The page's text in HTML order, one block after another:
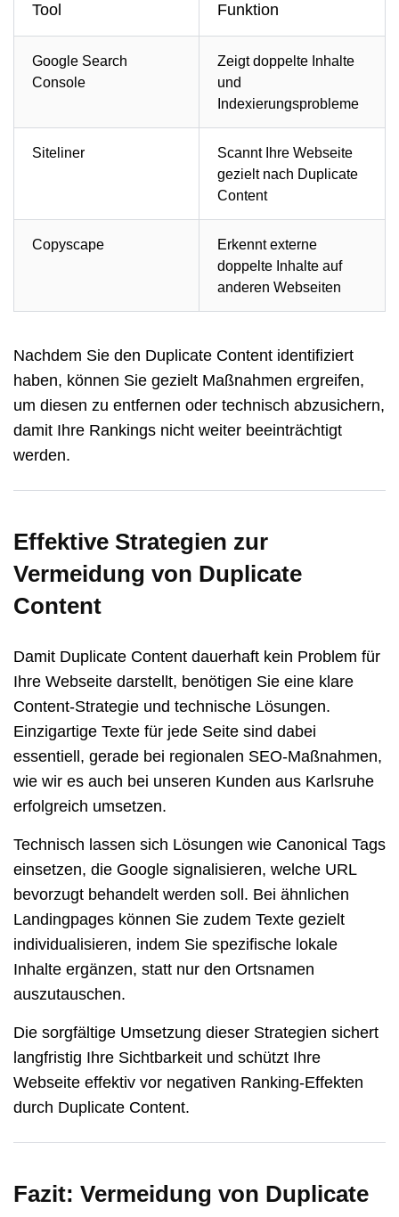
Tool Funktion
Google Search
Console
Zeigt doppelte Inhalte
und
Indexierungsprobleme
Siteliner
Scannt Ihre Webseite
gezielt nach Duplicate
Content
Copyscape
Erkennt externe
doppelte Inhalte auf
anderen Webseiten
Nachdem Sie den Duplicate Content identifiziert
haben, können Sie gezielt Maßnahmen ergreifen,
um diesen zu entfernen oder technisch abzusichern,
damit Ihre Rankings nicht weiter beeinträchtigt
werden.
Effektive Strategien zur
Vermeidung von Duplicate
Content
Damit Duplicate Content dauerhaft kein Problem für
Ihre Webseite darstellt, benötigen Sie eine klare
Content-Strategie und technische Lösungen.
Einzigartige Texte für jede Seite sind dabei
essentiell, gerade bei regionalen SEO-Maßnahmen,
wie wir es auch bei unseren Kunden aus Karlsruhe
erfolgreich umsetzen.
Technisch lassen sich Lösungen wie Canonical Tags
einsetzen, die Google signalisieren, welche URL
bevorzugt behandelt werden soll. Bei ähnlichen
Landingpages können Sie zudem Texte gezielt
individualisieren, indem Sie spezifische lokale
Inhalte ergänzen, statt nur den Ortsnamen
auszutauschen.
Die sorgfältige Umsetzung dieser Strategien sichert
langfristig Ihre Sichtbarkeit und schützt Ihre
Webseite effektiv vor negativen Ranking-Effekten
durch Duplicate Content.
Fazit: Vermeidung von Duplicate